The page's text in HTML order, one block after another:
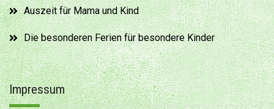
Auszeit für Mama und Kind
Die besonderen Ferien für besondere Kinder
Impressum